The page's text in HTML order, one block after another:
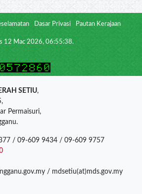
Dasar Privasi Pautan Kerajaan
12 Mac 2026, 06:55:38.
SETIU,
Permaisuri,
/ 09-609 9434 / 09-609 9757
/ mdsetiu(at)mds.gov.my